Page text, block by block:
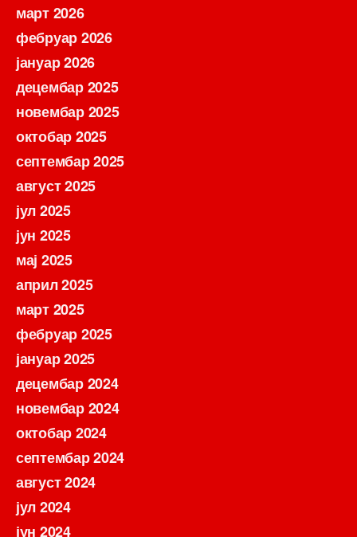
март 2026
фебруар 2026
јануар 2026
децембар 2025
новембар 2025
октобар 2025
септембар 2025
август 2025
јул 2025
јун 2025
мај 2025
април 2025
март 2025
фебруар 2025
јануар 2025
децембар 2024
новембар 2024
октобар 2024
септембар 2024
август 2024
јул 2024
јун 2024